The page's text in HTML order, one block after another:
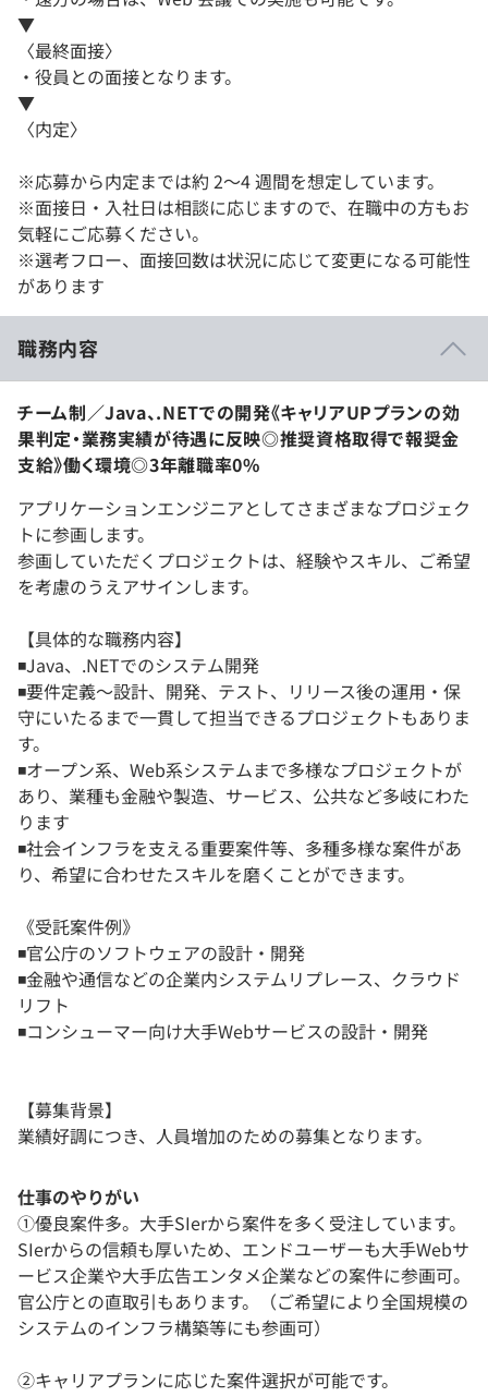
▼
〈最終面接〉
・役員との面接となります。
▼
〈内定〉
※応募から内定までは約 2～4 週間を想定しています。
※面接日・入社日は相談に応じますので、在職中の方もお
気軽にご応募ください。
※選考フロー、面接回数は状況に応じて変更になる可能性
があります
職務内容
チーム制／Java、.NETでの開発《キャリアUPプランの効
果判定・業務実績が待遇に反映◎推奨資格取得で報奨金
支給》働く環境◎3年離職率0%
アプリケーションエンジニアとしてさまざまなプロジェク
トに参画します。
参画していただくプロジェクトは、経験やスキル、ご希望
を考慮のうえアサインします。
【具体的な職務内容】
◾️Java、.NETでのシステム開発
◾️要件定義～設計、開発、テスト、リリース後の運用・保
守にいたるまで一貫して担当できるプロジェクトもありま
す。
◾️オープン系、Web系システムまで多様なプロジェクトが
あり、業種も金融や製造、サービス、公共など多岐にわた
ります
◾️社会インフラを支える重要案件等、多種多様な案件があ
り、希望に合わせたスキルを磨くことができます。
《受託案件例》
◾️官公庁のソフトウェアの設計・開発
◾️金融や通信などの企業内システムリプレース、クラウド
リフト
◾️コンシューマー向け大手Webサービスの設計・開発
【募集背景】
業績好調につき、人員増加のための募集となります。
仕事のやりがい
①優良案件多。大手SIerから案件を多く受注しています。
SIerからの信頼も厚いため、エンドユーザーも大手Webサ
ービス企業や大手広告エンタメ企業などの案件に参画可。
官公庁との直取引もあります。（ご希望により全国規模の
システムのインフラ構築等にも参画可）
②キャリアプランに応じた案件選択が可能です。